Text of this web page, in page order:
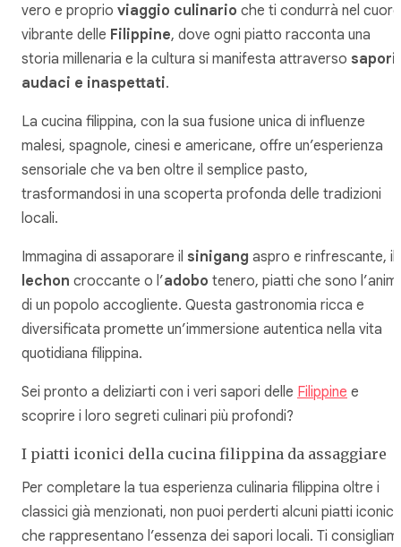
vero e proprio viaggio culinario che ti condurrà nel cuore
vibrante delle Filippine, dove ogni piatto racconta una
storia millenaria e la cultura si manifesta attraverso sapori
audaci e inaspettati.
La cucina filippina, con la sua fusione unica di influenze
malesi, spagnole, cinesi e americane, offre un’esperienza
sensoriale che va ben oltre il semplice pasto,
trasformandosi in una scoperta profonda delle tradizioni
locali.
Immagina di assaporare il sinigang aspro e rinfrescante, il
lechon croccante o l’adobo tenero, piatti che sono
di un popolo accogliente. Questa gastronomia ricca e
diversificata promette un’immersione autentica nella vita
quotidiana filippina.
Sei pronto a deliziarti con i veri sapori delle Filippine e
scoprire i loro segreti culinari più profondi?
I piatti iconici della cucina filippina da assaggiare
Per completare la tua esperienza culinaria filippina oltre i
classici già menzionati, non puoi perderti alcuni piatti iconici
che rappresentano l’essenza dei sapori locali. Ti